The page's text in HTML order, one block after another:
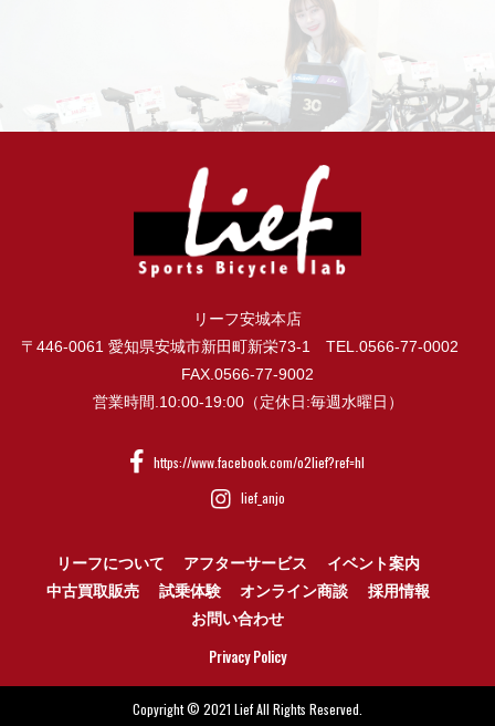
リーフ安城本店
〒446-0061 愛知県安城市新田町新栄73-1 TEL.0566-77-0002
FAX.0566-77-9002
営業時間.10:00-19:00（定休日:毎週水曜日）
https://www.facebook.com/o2lief?ref=hl
lief_anjo
リーフについて アフターサービス
イベント案内
中古買取販売
試乗体験 オンライン商談
採用情報
お問い合わせ
Privacy Policy
Copyright © 2021 Lief All Rights Reserved.